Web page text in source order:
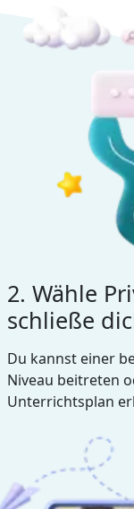
2. Wähle
schließe
Du kannst einer
Niveau beitreten
Unterrichtsplan